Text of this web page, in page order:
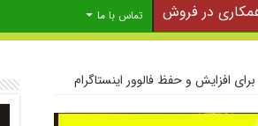
در فروش تماس با ما